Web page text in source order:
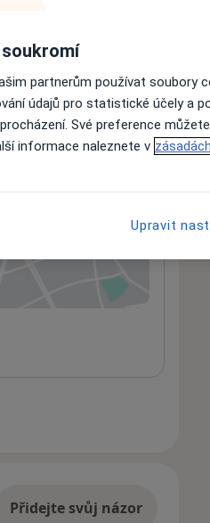
Přidejte svůj názor
partnerům používat soubory
údajů pro statistické účely a
Své preference
informace naleznete v
Upravit